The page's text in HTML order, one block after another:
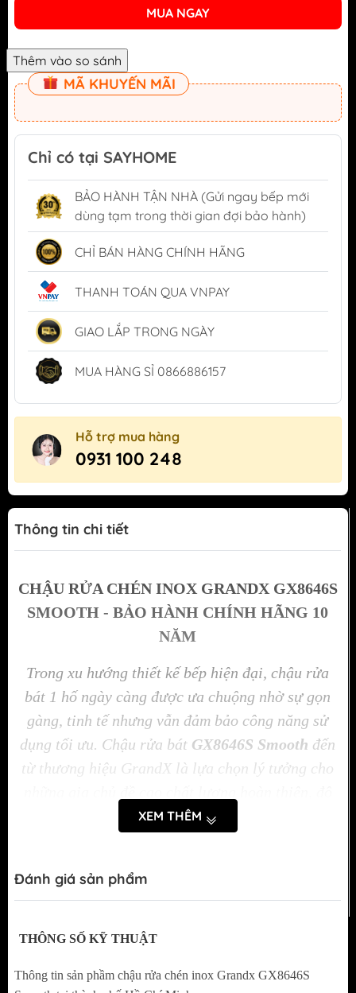
MUA NGAY
MÃ KHUYẾN MÃI
Chỉ có tại SAYHOME
BẢO HÀNH TẬN NHÀ (Gửi ngay bếp mới
dùng tạm trong thời gian đợi bảo hành)
CHỈ BÁN HÀNG CHÍNH HÃNG
THANH TOÁN QUA VNPAY
GIAO LẮP TRONG NGÀY
MUA HÀNG SỈ 0866886157
Hỗ trợ mua hàng
0931 100 248
Thông tin chi tiết
CHẬU RỬA CHÉN INOX GRANDX GX8646S
SMOOTH - BẢO HÀNH CHÍNH HÃNG 10
NĂM
Trong xu hướng thiết kế bếp hiện đại, chậu rửa
bát 1 hố ngày càng được ưa chuộng nhờ sự gọn
gàng, tinh tế nhưng vẫn đảm bảo công năng sử
dụng tối ưu. Chậu rửa bát GX8646S Smooth đến
từ thương hiệu GrandX là lựa chọn lý tưởng cho
bền lâu dài và tính thẩm mỹ đồng bộ trong không
XEM THÊM
Đánh giá sản phẩm
THÔNG SỐ KỸ THUẬT
Thông tin sản phầm chậu rửa chén inox Grandx GX8646S